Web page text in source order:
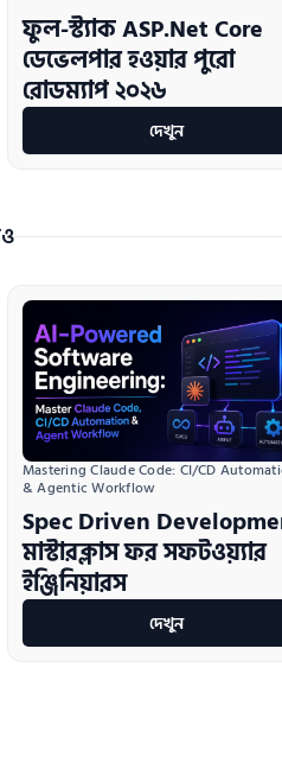
ফুল-স্ট্যাক ASP.Net Core
ডেভেলপার হওয়ার পুরো
রোডম্যাপ ২০২৬
দেখুন
Mastering Claude Code: CI/CD
& Agentic Workflow
Spec Driven
মাস্টারক্লাস ফর সফটওয়্যার
ইঞ্জিনিয়ারস
দেখুন